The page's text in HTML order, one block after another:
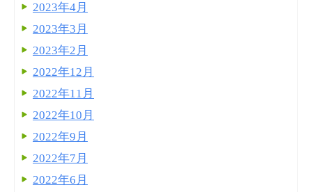
2023年4月
2023年3月
2023年2月
2022年12月
2022年11月
2022年10月
2022年9月
2022年7月
2022年6月